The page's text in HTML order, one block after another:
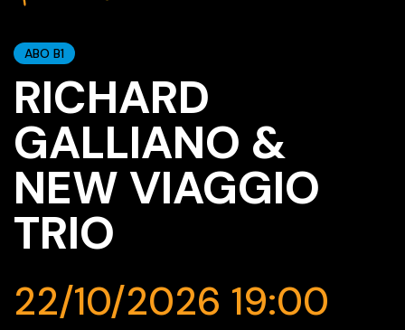
ABO B1
RICHARD
GALLIANO &
NEW VIAGGIO
TRIO
22/10/2026 19:00